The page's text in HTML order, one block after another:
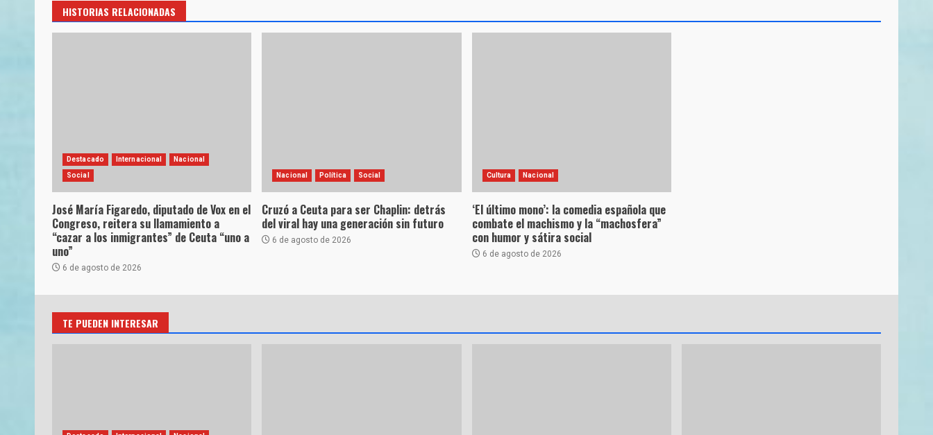
HISTORIAS RELACIONADAS
Destacado Internacional Nacional
Social
José María Figaredo, diputado de Vox en el
Congreso, reitera su llamamiento a
“cazar a los inmigrantes” de Ceuta “uno a
uno”
6 de agosto de 2026
Nacional Política Social
Cruzó a Ceuta para ser Chaplin: detrás
del viral hay una generación sin futuro
6 de agosto de 2026
Cultura Nacional
‘El último mono’: la comedia española que
combate el machismo y la “machosfera”
con humor y sátira social
6 de agosto de 2026
TE PUEDEN INTERESAR